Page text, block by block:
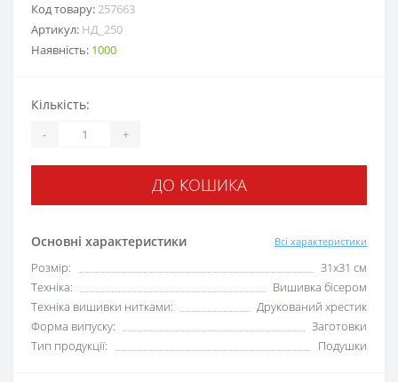
Код товару:257663
Артикул: НД_250
Наявність: 1000
Основні характеристики Всі характеристики
Розмір:
31x31 см
Техніка:
Вишивка бісером
Техніка вишивки нитками:
Друкований хрестик
Форма випуску:
Заготовки
Тип продукції:
Подушки
Кількість:
- +
ДО КОШИКА